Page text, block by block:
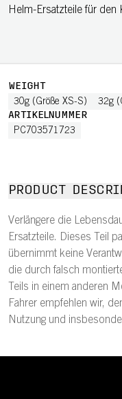
Helm-Ersatzteile für den
WEIGHT
30g (Größe XS-S) 32g
ARTIKELNUMMER
PC703571723
PRODUCT
Verlängere die
Ersatzteile. Dieses Teil
übernimmt keine
die durch falsch
Teils in einem anderen
Fahrer empfehlen wir,
Nutzung und